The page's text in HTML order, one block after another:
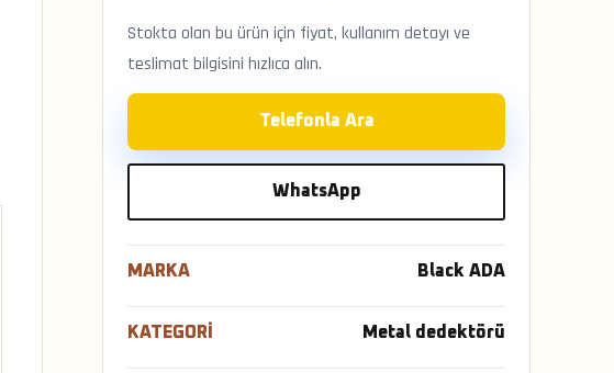
Stokta olan bu ürün için fiyat, kullanım detayı ve
teslimat bilgisini hızlıca alın.
Telefonla Ara
WhatsApp
MARKA Black ADA
KATEGORI Metal dedektörü